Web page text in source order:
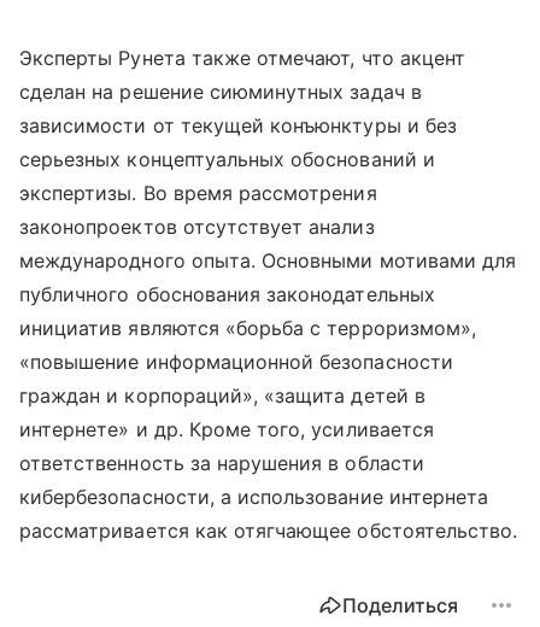
Эксперты Рунета также отмечают, что акцент
сделан на решение сиюминутных задач в
зависимости от текущей конъюнктуры и без
серьезных концептуальных обоснований и
экспертизы. Во время рассмотрения
законопроектов отсутствует анализ
международного опыта. Основными мотивами для
публичного обоснования законодательных
инициатив являются «борьба с терроризмом»,
«повышение информационной безопасности
граждан и корпораций», «защита детей в
интернете» и др. Кроме того, усиливается
ответственность за нарушения в области
кибербезопасности, а использование интернета
рассматривается как отягчающее обстоятельство.
Поделиться